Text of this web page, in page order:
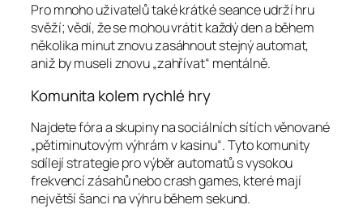
Pro mnoho uživatelů také krátké seance udrží hru
svěží; vědí, že se mohou vrátit každý den a během
několika minut znovu zasáhnout stejný automat,
aniž by museli znovu „zahřívat“ mentálně.
Komunita kolem rychlé hry
Najdete fóra a skupiny na sociálních sítích věnované
„pětiminutovým výhrám v kasinu“. Tyto komunity
sdílejí strategie pro výběr automatů s vysokou
frekvencí zásahů nebo crash games, které mají
největší šanci na výhru během sekund.